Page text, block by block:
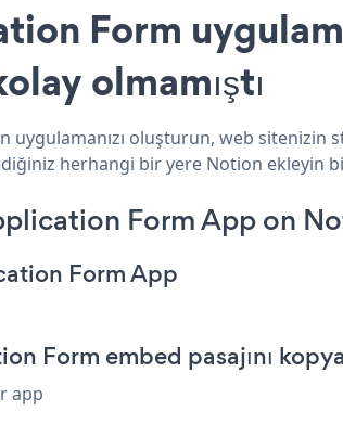
Form
olmamıştı
oluşturun, web
herhangi bir yere Notion ekleyin
Form App on
Form App
Form embed pasajını
app